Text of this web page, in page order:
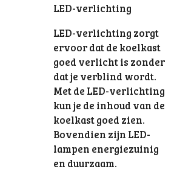
LED-verlichting
LED-verlichting zorgt
ervoor dat de koelkast
goed verlicht is zonder
dat je verblind wordt.
Met de LED-verlichting
kun je de inhoud van de
koelkast goed zien.
Bovendien zijn LED-
lampen energiezuinig
en duurzaam.